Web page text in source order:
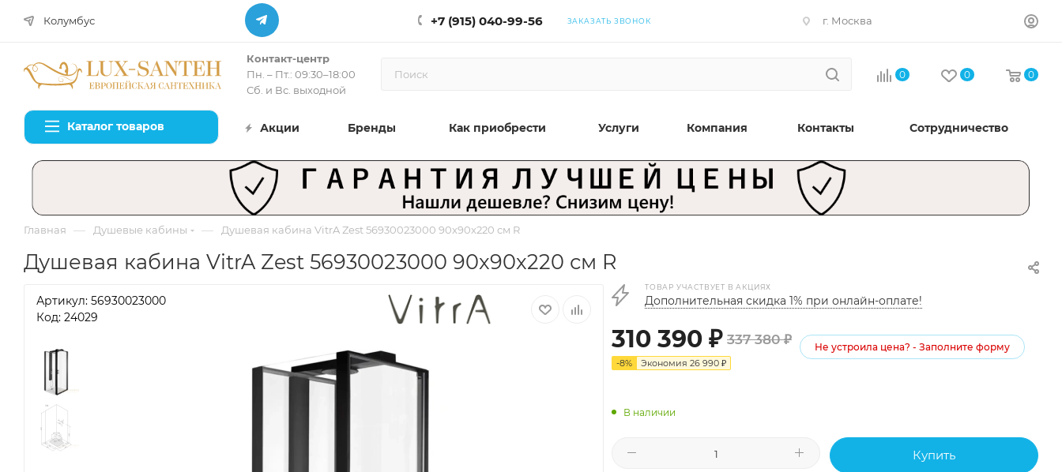
Колумбус +7 (915) 040-99-56 ЗАКАЗАТЬ ЗВОНОК г. Москва
Контакт-центр
Пн. – Пт.: 09:30–18:00
Сб. и Вс. выходной
0 0 0
Каталог товаров Акции Бренды Как приобрести Услуги Компания Контакты Сотрудничество
Главная — Душевые кабины — Душевая кабина VitrA Zest 56930023000 90x90x220 см R
Душевая кабина VitrA Zest 56930023000 90x90x220 см R
Артикул: 56930023000
Код: 24029
ТОВАР УЧАСТВУЕТ В АКЦИЯХ
Дополнительная скидка 1% при онлайн-оплате!
310 390 ₽ 337 380₽
-8% Экономия 26 990 ₽
Не устроила цена? - Заполните форму
В наличии
Купить